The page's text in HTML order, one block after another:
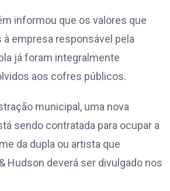
informou que os valores que
à empresa responsável pela
já foram integralmente
aos cofres públicos.
municipal, uma nova
sendo contratada para ocupar a
da dupla ou artista que
Hudson deverá ser divulgado nos